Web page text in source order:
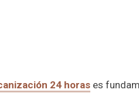
24 horases